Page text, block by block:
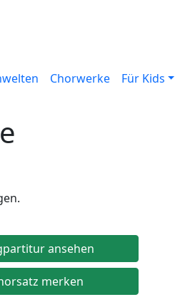
Chorwerke Für Kids
ansehen
merken